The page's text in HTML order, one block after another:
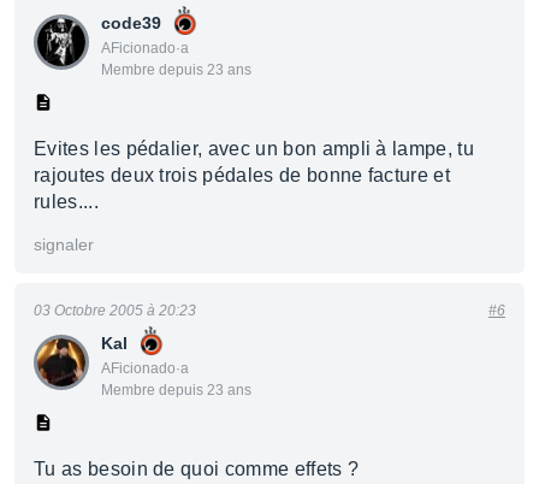
code39
AFicionado·a
Membre depuis 23 ans
Evites les pédalier, avec un bon ampli à lampe, tu
rajoutes deux trois pédales de bonne facture et
rules....
signaler
Kal
AFicionado·a
Membre depuis 23 ans
03 Octobre 2005 à 20:23 #6
Tu as besoin de quoi comme effets ?